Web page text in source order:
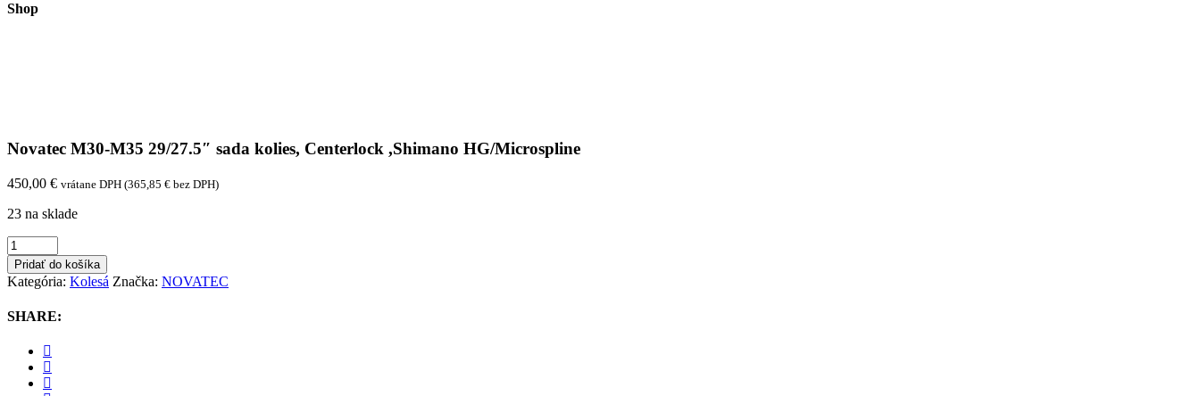
Shop
Novatec M30-M35 29/27.5″ sada kolies, Centerlock ,Shimano HG/Microspline
450,00 € vrátane DPH (365,85 € bez DPH)
23 na sklade
Novatec
M30-
M35
29/27.5"
kolies,
,Shimano
HG/Microspline
quantity
Pridať do košíka
Kategória: Kolesá Značka: NOVATEC
SHARE: